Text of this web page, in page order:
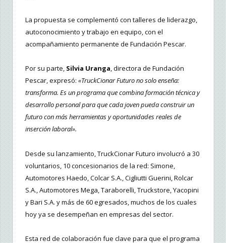
La propuesta se complementó con talleres de liderazgo,
autoconocimiento y trabajo en equipo, con el
acompañamiento permanente de Fundación Pescar.
Por su parte, Silvia Uranga, directora de Fundación
Pescar, expresó: «TruckCionar Futuro no solo enseña:
transforma. Es un programa que combina formación técnica y
desarrollo personal para que cada joven pueda construir un
futuro con más herramientas y oportunidades reales de
inserción laboral».
Desde su lanzamiento, TruckCionar Futuro involucró a 30
voluntarios, 10 concesionarios de la red: Simone,
Automotores Haedo, Colcar S.A., Cigliutti Guerini, Rolcar
S.A., Automotores Mega, Taraborelli, Truckstore, Yacopini
y Bari S.A. y más de 60 egresados, muchos de los cuales
hoy ya se desempeñan en empresas del sector.
Esta red de colaboración fue clave para que el programa